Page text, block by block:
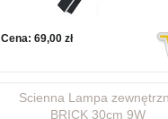
Cena: 69,00 zł
Scienna Lampa
BRICK 30cm 9W